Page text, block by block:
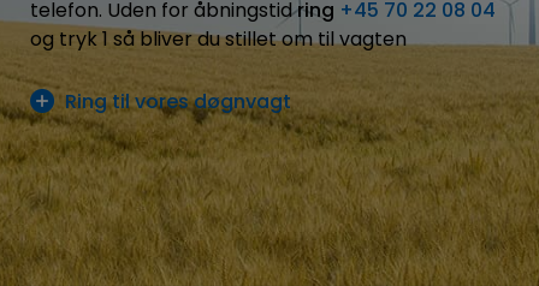
telefon. Uden for åbningstidring +45 70 22 08 04
og tryk 1 så bliver du stillet om til vagten
Ring til vores døgnvagt